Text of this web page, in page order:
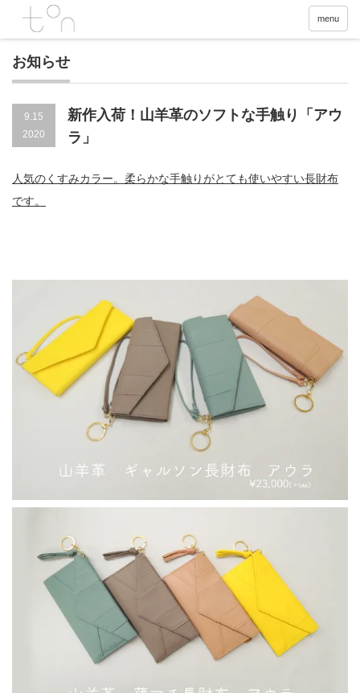
menu
お知らせ
9.15
2020
新作入荷！山羊革のソフトな手触り「アウ
ラ」
人気のくすみカラー。柔らかな手触りがとても使いやすい長財布
です。